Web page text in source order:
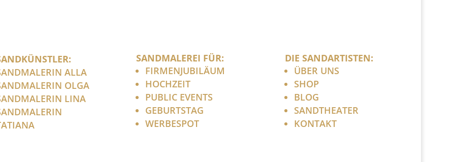
ALLA
OLGA
LINA
SANDMALEREI FÜR:
FIRMENJUBILÄUM
HOCHZEIT
PUBLIC EVENTS
GEBURTSTAG
WERBESPOT
DIE SANDARTISTEN:
ÜBER UNS
SHOP
BLOG
SANDTHEATER
KONTAKT